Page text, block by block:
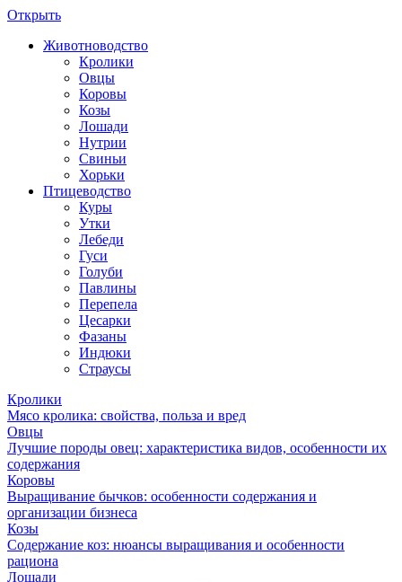
Открыть
Животноводство
Кролики
Овцы
Коровы
Козы
Лошади
Нутрии
Свиньи
Хорьки
Птицеводство
Куры
Утки
Лебеди
Гуси
Голуби
Павлины
Перепела
Цесарки
Фазаны
Индюки
Страусы
Кролики
Мясо кролика: свойства, польза и вред
Овцы
Лучшие породы овец: характеристика видов, особенности их
содержания
Коровы
Выращивание бычков: особенности содержания и
организации бизнеса
Козы
Содержание коз: нюансы выращивания и особенности
рациона
Лошади